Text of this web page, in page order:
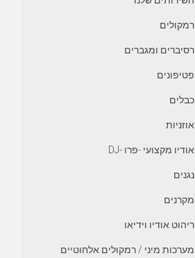
רמקולים
רסיברים ומגברים
פטיפונים
כבלים
אוזניות
אודיו מקצועי -פרו -DJ
נגנים
מקרנים
ריהוט אודיו וידיאו
מערכות מיני / רמקולים אלחוטיים